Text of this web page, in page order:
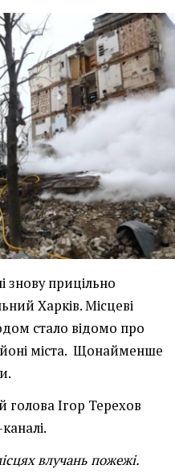
знову прицільно
Харків. Місцеві
стало відомо про
міста. Щонайменше
голова Ігор Терехов
влучань пожежі.